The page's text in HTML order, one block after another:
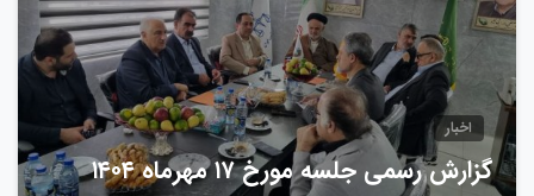
اخبار
گزارش رسمی جلسه مورخ ۱۷ مهرماه ۱۴۰۴